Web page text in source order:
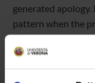
generated
pattern when the
generated. This
penalty for using
penalty specific to